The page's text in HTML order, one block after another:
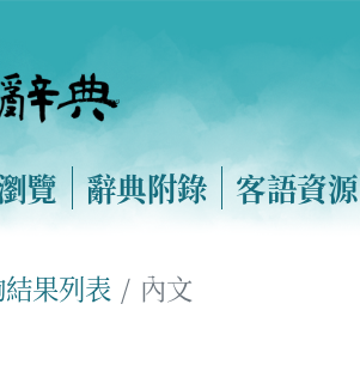
覽 辭典附錄 客語資源
果列表 內文